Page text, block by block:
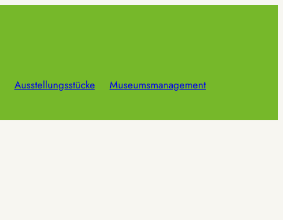
Ausstellungsstücke
Museumsmanagement